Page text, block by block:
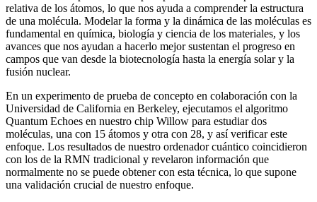
relativa de los átomos, lo que nos ayuda a comprender la estructura
de una molécula. Modelar la forma y la dinámica de las moléculas es
fundamental en química, biología y ciencia de los materiales, y los
avances que nos ayudan a hacerlo mejor sustentan el progreso en
campos que van desde la biotecnología hasta la energía solar y la
fusión nuclear.
En un experimento de prueba de concepto en colaboración con la
Universidad de California en Berkeley, ejecutamos el algoritmo
Quantum Echoes en nuestro chip Willow para estudiar dos
moléculas, una con 15 átomos y otra con 28, y así verificar este
enfoque. Los resultados de nuestro ordenador cuántico coincidieron
con los de la RMN tradicional y revelaron información que
normalmente no se puede obtener con esta técnica, lo que supone
una validación crucial de nuestro enfoque.